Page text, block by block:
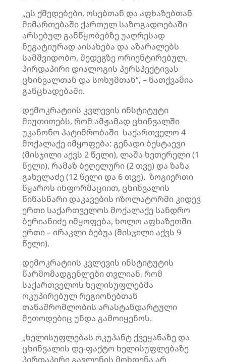
„ეს ქმედებები, ოსებთან და აფხაზებთან
მიმართებაში ქართულ საზოგადოებაში
არსებულ განწყობებზე უაღრესად
ნეგატიურად აისახება და აზარალებს
სამშვიდობო, შედეგზე ორიენტირებულ,
პირდაპირი დიალოგის პერსპექტივას
ცხინვალთან და სოხუმთან“, – ნათქვამია
განცხადებაში.
დემოკრატიის კვლევის ინსტიტუტი
მიუთითებს, რომ ამჟამად ცხინვალში
უკანონო პატიმრობაში საქართველო 4
მოქალაქე იმყოფება: გენადი ბესტაევი
(მისჯილი აქვს 2 წელი), ლაშა ხეთერელი (1
წელი), რამაზ ბეღელური (2 თვე) და ზაზა
გახელაძე (12 წელი და 6 თვე). ზოგიერთი
წყაროს ინფორმაციით, ცხინვალის
წინასწარი დაკავების იზოლატორში კიდევ
ერთი საქართველოს მოქალაქე სანდრო
ბერიანიძე იმყოფება, ხოლო აფხაზეთში
ერთი – ირაკლი ბებუა (მისჯილი აქვს 9
წელი).
დემოკრატიის კვლევის ინსტიტუტის
წარმომადგენლები თვლიან, რომ
საქართველოს ხელისუფლებმა
ოკუპირებულ რეგიონებთან
თანაშრომლობის არასტანდარტული
მეთოდებიც უნდა გამოიყენოს.
„ხელისუფლებას ოკუპანტ ქვეყანაზე და
ცხინვალის დე-ფაქტო ხელისუფლებაზე
პირდაპირი გავლენის მოხდენა არ